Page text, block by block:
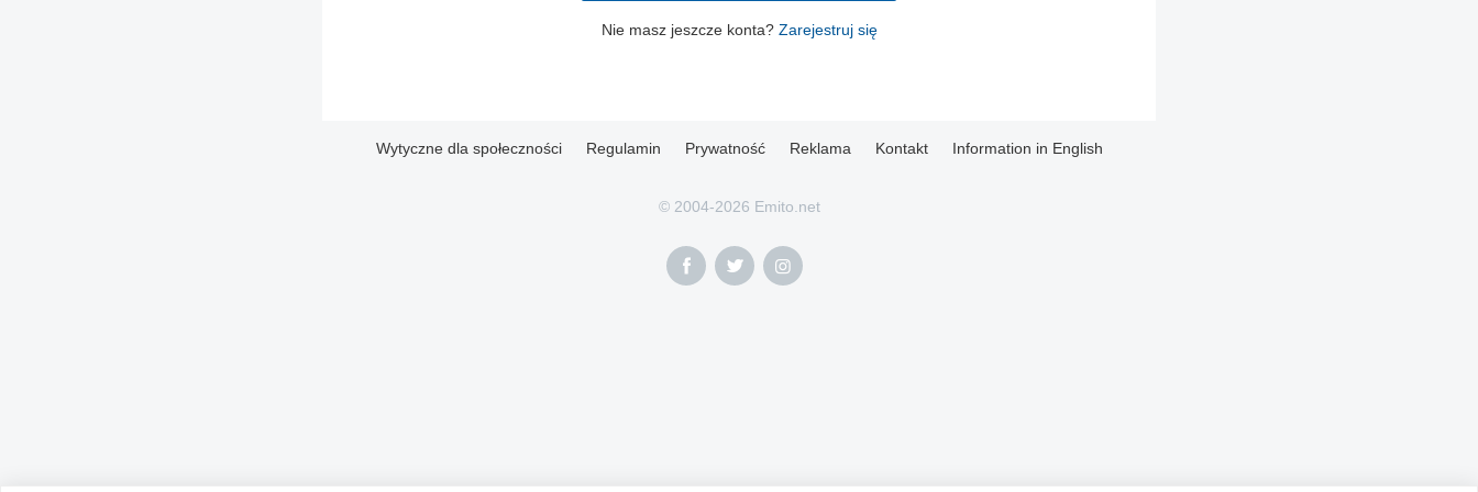
Nie masz jeszcze konta? Zarejestruj się
Wytyczne dla społeczności Regulamin Prywatność Reklama Kontakt Information in English
© 2004-2026 Emito.net